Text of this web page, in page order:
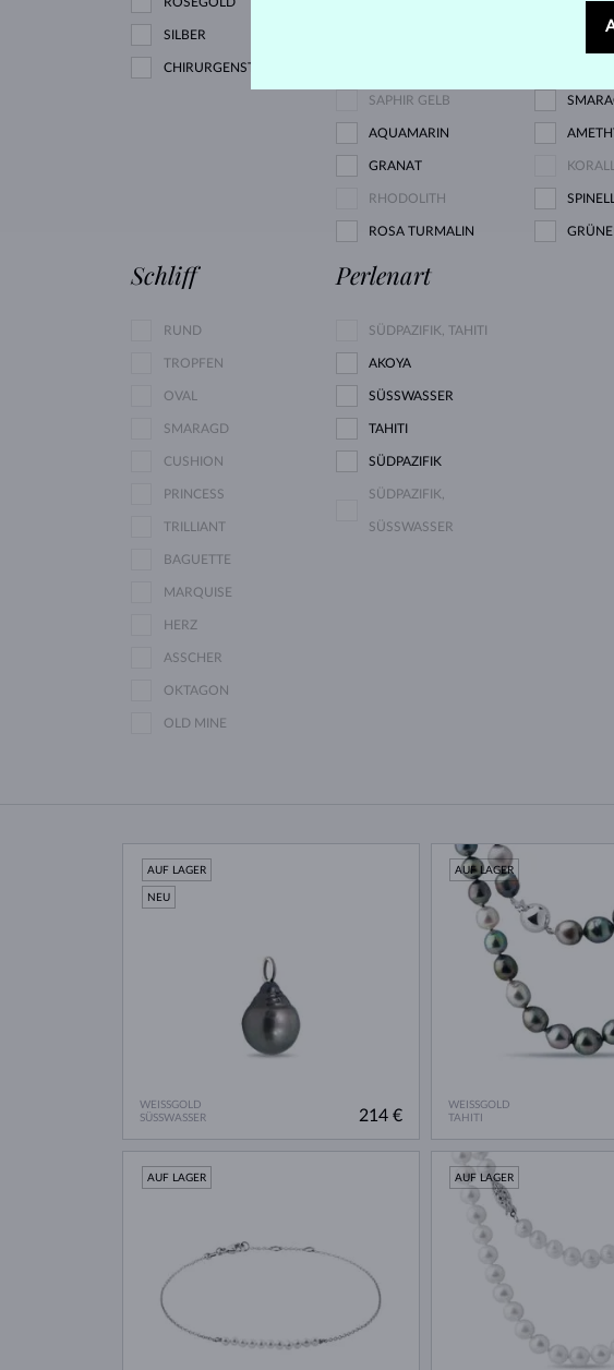
SILBER
CHIRURGENSTAHL
SAPHIR GELB
AQUAMARIN
GRANAT
RHODOLITH SPINELL
ROSA TURMALIN
Schliff
RUND
TROPFEN
OVAL
SMARAGD
CUSHION
PRINCESS
TRILLIANT
BAGUETTE
MARQUISE
HERZ
ASSCHER
OKTAGON
OLD MINE
Perlenart
SÜDPAZIFIK, TAHITI
AKOYA
SÜSSWASSER
TAHITI
SÜDPAZIFIK
SÜDPAZIFIK,
SÜSSWASSER
WEISSGOLD
SÜSSWASSER
AUF LAGER
NEU
214 €
WEISSGOLD
TAHITI
AUF LAGER
AUF LAGER AUF LAGER